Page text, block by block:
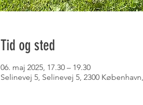
Tid og sted
06. maj 2025, 17.30 – 19.30
Selinevej 5, Selinevej 5, 2300